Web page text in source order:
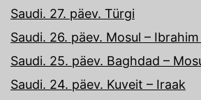
Saudi. 27. päev. Türgi
Saudi. 26. päev. Mosul –
Saudi. 25. päev. Baghdad –
Saudi. 24. päev. Kuveit – Iraak